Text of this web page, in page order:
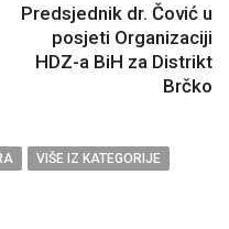
Predsjednik dr. Čović u
posjeti Organizaciji
HDZ-a BiH za Distrikt
Brčko
VIŠE IZ KATEGORIJE